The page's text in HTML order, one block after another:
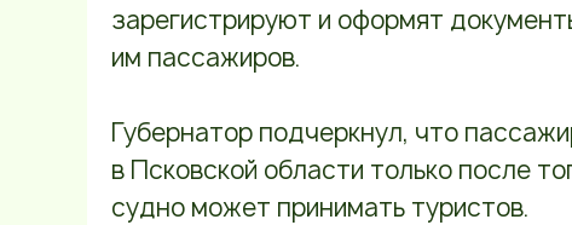
зарегистрируют и оформят
им пассажиров.
Губернатор подчеркнул, что
в Псковской области только после
судно может принимать туристов.